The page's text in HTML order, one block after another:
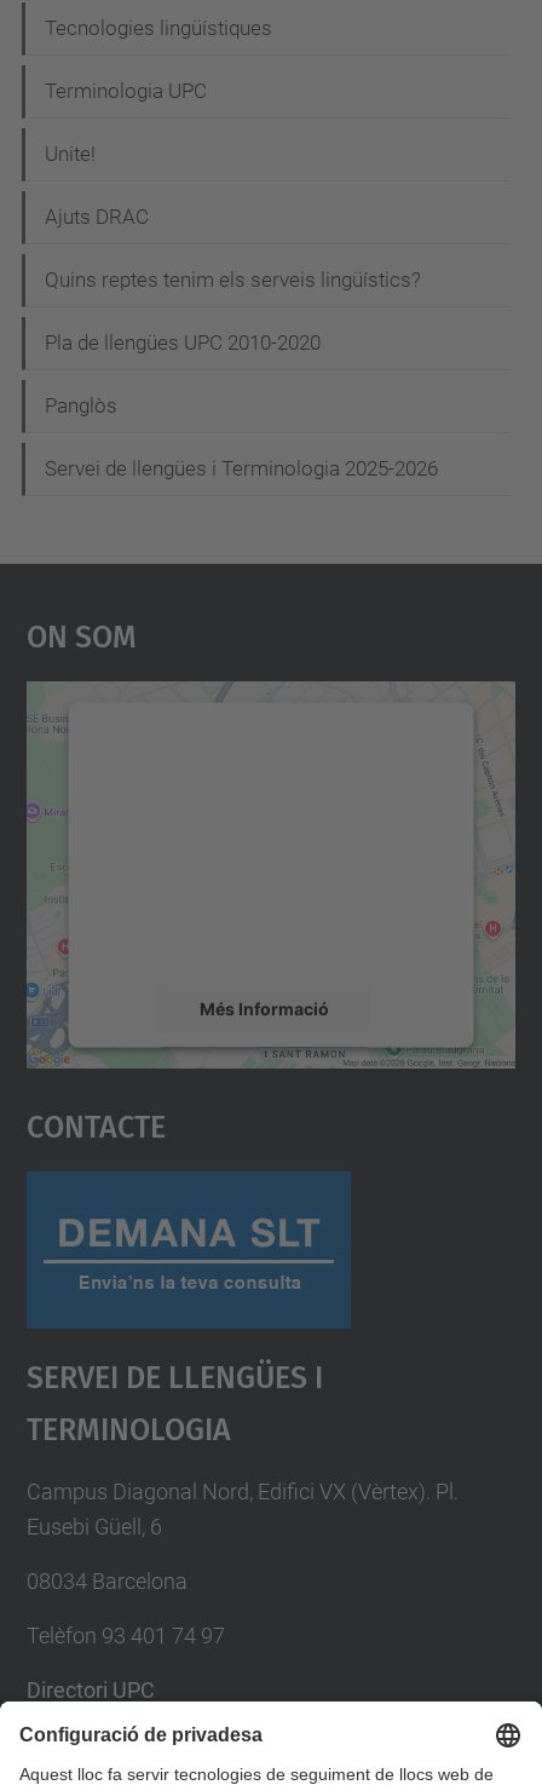
Tecnologies lingüístiques
Terminologia UPC
Unite!
Ajuts DRAC
Quins reptes tenim els serveis lingüístics?
Pla de llengües UPC 2010-2020
Panglòs
Servei de llengües i Terminologia 2025-2026
On Som
Més Informació
Accepta
powered by
Contacte
Servei De Llengües I
Terminologia
Campus Diagonal Nord, Edifici VX (Vèrtex). Pl.
Eusebi Güell, 6
08034 Barcelona
Telèfon 93 401 74 97
Directori UPC
Formulari de contacte